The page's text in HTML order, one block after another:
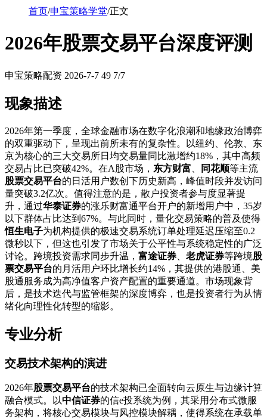
首页/申宝策略学堂/正文
2026年股票交易平台深度评测
申宝策略配资 2026-7-7 49 7/7
现象描述
2026年第一季度，全球金融市场在数字化浪潮和地缘政治博弈
的双重驱动下，呈现出前所未有的复杂性。以纽约、伦敦、东
京为核心的三大交易所日均交易量同比激增约18%，其中高频
交易占比已突破42%。在A股市场， 东方财富 同花顺等主流
股票交易平台的日活用户数创下历史新高，峰值时段并发访问
量突破3.2亿次。值得注意的是，散户投资者参与度显著提
升，通过华泰证券的涨乐财富通平台开户的新增用户中，35岁
以下群体占比达到67%。与此同时，量化交易策略的普及使得
恒生电子为机构提供的极速交易系统订单处理延迟压缩至0.2
微秒以下，但这也引发了市场关于公平性与系统稳定性的广泛
讨论。跨境投资需求同步升温， 富途证券 老虎证券等跨境股
票交易平台的月活用户环比增长约14%，其提供的港股通、美
股通服务成为高净值客户资产配置的重要通道。市场现象背
后，是技术迭代与监管框架的深度博弈，也是投资者行为从情
绪化向理性化转型的缩影。
专业分析
交易技术架构的演进
2026年股票交易平台的技术架构已全面转向云原生与边缘计算
融合模式。以中信证券的信e投系统为例，其采用分布式微服
务架构，将核心交易模块与风控模块解耦，使得系统在承载单